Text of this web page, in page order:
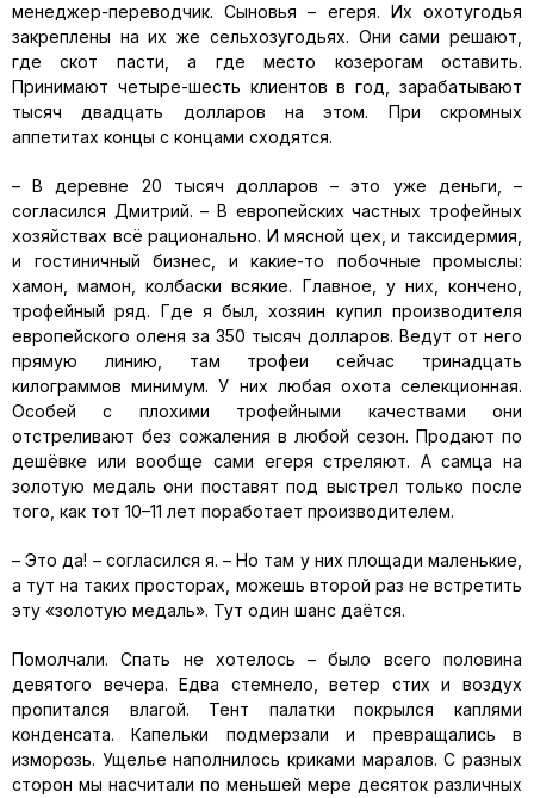
менеджер-переводчик. Сыновья – егеря. Их охотугодья
закреплены на их же сельхозугодьях. Они сами решают,
где скот пасти, а где место козерогам оставить.
Принимают четыре-шесть клиентов в год, зарабатывают
тысяч двадцать долларов на этом. При скромных
аппетитах концы с концами сходятся.
– В деревне 20 тысяч долларов – это уже деньги, –
согласился Дмитрий. – В европейских частных трофейных
хозяйствах всё рационально. И мясной цех, и таксидермия,
и гостиничный бизнес, и какие-то побочные промыслы:
хамон, мамон, колбаски всякие. Главное, у них, кончено,
трофейный ряд. Где я был, хозяин купил производителя
европейского оленя за 350 тысяч долларов. Ведут от него
прямую линию, там трофеи сейчас тринадцать
килограммов минимум. У них любая охота селекционная.
Особей с плохими трофейными качествами они
отстреливают без сожаления в любой сезон. Продают по
дешёвке или вообще сами егеря стреляют. А самца на
золотую медаль они поставят под выстрел только после
того, как тот 10–11 лет поработает производителем.
– Это да! – согласился я. – Но там у них площади маленькие,
а тут на таких просторах, можешь второй раз не встретить
эту «золотую медаль». Тут один шанс даётся.
Помолчали. Спать не хотелось – было всего половина
девятого вечера. Едва стемнело, ветер стих и воздух
пропитался влагой. Тент палатки покрылся каплями
конденсата. Капельки подмерзали и превращались в
изморозь. Ущелье наполнилось криками маралов. С разных
сторон мы насчитали по меньшей мере десяток различных